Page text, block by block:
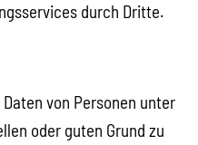
durch Dritte.
von Personen unter
oder guten Grund zu